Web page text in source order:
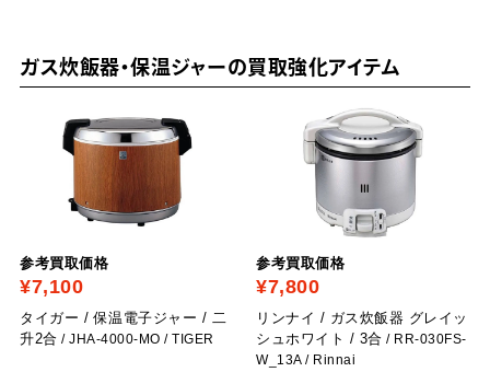
ガス炊飯器・保温ジャーの買取強化アイテム
参考買取価格
¥7,100
タイガー / 保温電子ジャー / 二
升2合 / JHA-4000-MO / TIGER
参考買取価格
¥7,800
リンナイ / ガス炊飯器 グレイッ
シュホワイト / 3合 / RR-030FS-
W_13A/ Rinnai